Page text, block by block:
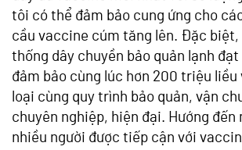
tôi có thể đảm bảo cung ứng cho
cầu vaccine cúm tăng lên. Đặc biệt,
thống dây chuyền bảo quản lạnh đạt
đảm bảo cùng lúc hơn 200 triệu
loại cùng quy trình bảo quản, vận
chuyên nghiệp, hiện đại. Hướng
nhiều người được tiếp cận với